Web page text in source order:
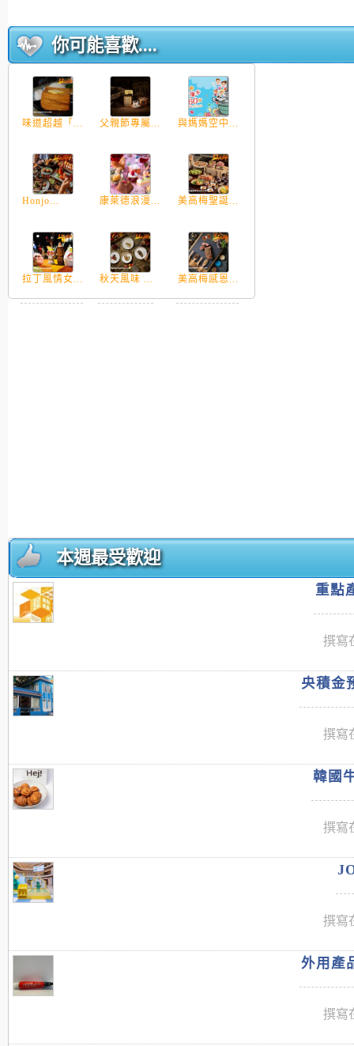
你可能喜歡....
味道超越「... 父親節專屬... 與媽媽空中...
Honjo... 康萊德浪漫... 美高梅聖誕...
拉丁風情女... 秋天風味 ... 美高梅感恩...
本週最受歡迎
重點
撰寫
央積金
撰寫
韓國
撰寫
撰寫
外用產
撰寫